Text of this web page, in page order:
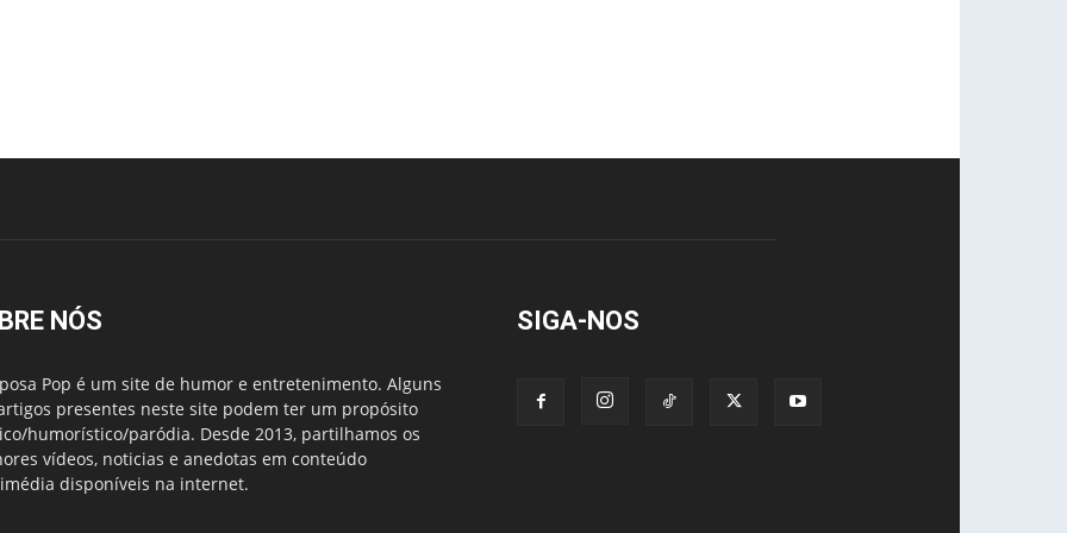
NÓS
Pop é um site de humor e entretenimento. Alguns
presentes neste site podem ter um propósito
humorístico/paródia. Desde 2013, partilhamos os
vídeos, noticias e anedotas em conteúdo
disponíveis na internet.
SIGA-NOS